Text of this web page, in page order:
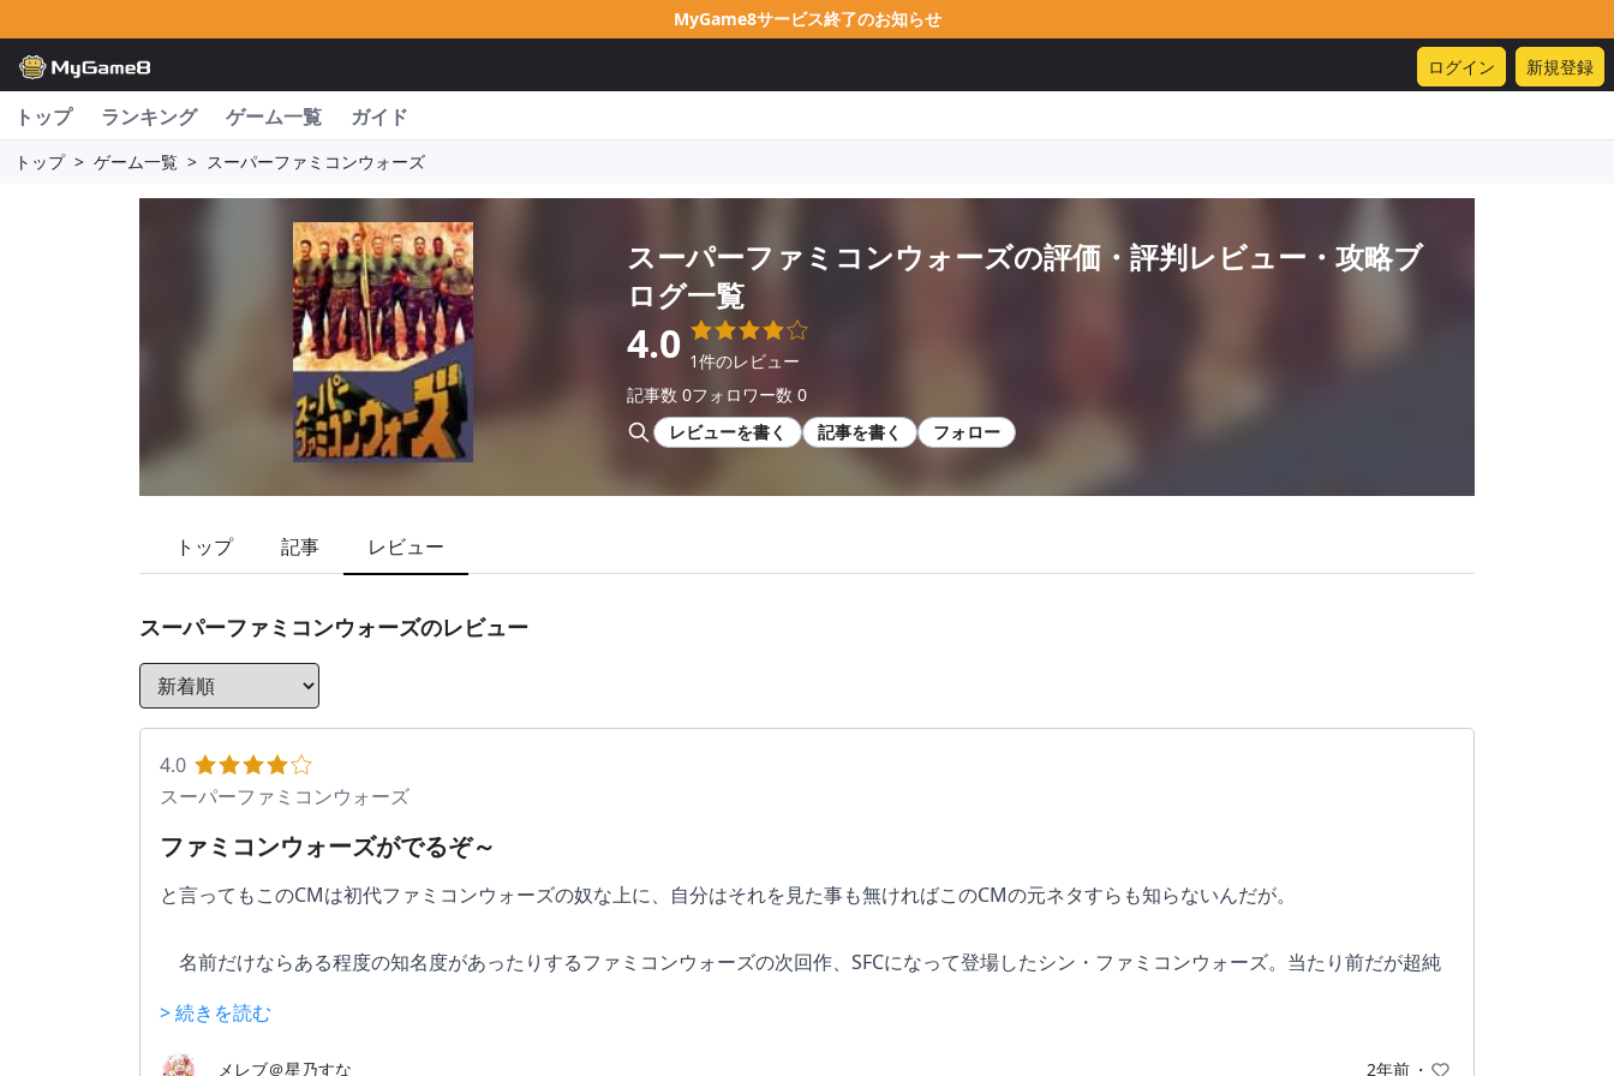
MyGame8サービス終了のお知らせ
ログイン 新規登録
トップ ランキング ゲーム一覧 ガイド
トップ > ゲーム一覧 > スーパーファミコンウォーズ
スーパーファミコンウォーズの評価・評判レビュー・攻略ブ
ログ一覧
4.0 1件のレビュー
記事数 0フォロワー数 0
レビューを書く
記事を書く フォロー
トップ 記事 レビュー
スーパーファミコンウォーズのレビュー
4.0
スーパーファミコンウォーズ
ファミコンウォーズがでるぞ～
と言ってもこのCMは初代ファミコンウォーズの奴な上に、自分はそれを見た事も無ければこのCMの元ネタすらも知らないんだが。
名前だけならある程度の知名度があったりするファミコンウォーズの次回作、SFCになって登場したシン・ファミコンウォーズ。当たり前だが超純
自分の首都及び近郊の港や空港から兵器を生産し、敵の部隊を倒しながら拠点を制圧していき、最終的には敵の全滅か敵首都占領を目指す。
> 続きを読む
メレブ＠星乃すな 2年前 ・